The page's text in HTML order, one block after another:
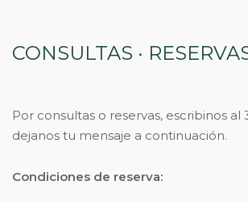
CONSULTAS ·
Por consultas o reservas, escribinos al
dejanos tu mensaje a continuación.
Condiciones de reserva: